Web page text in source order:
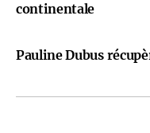
continentale
Pauline Dubus